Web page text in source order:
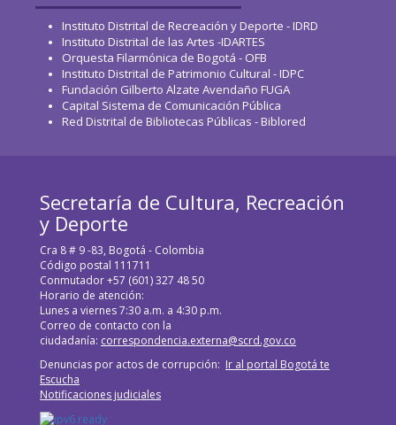
Instituto Distrital de Recreación y Deporte - IDRD
Instituto Distrital de las Artes -IDARTES
Orquesta Filarmónica de Bogotá - OFB
Instituto Distrital de Patrimonio Cultural - IDPC
Fundación Gilberto Alzate Avendaño FUGA
Capital Sistema de Comunicación Pública
Red Distrital de Bibliotecas Públicas - Biblored
Secretaría de Cultura, Recreación
y Deporte
Cra 8 # 9 -83, Bogotá - Colombia
Código postal 111711
Conmutador +57 (601) 327 48 50
Horario de atención:
Lunes a viernes 7:30 a.m. a 4:30 p.m.
Correo de contacto con la
ciudadanía: correspondencia.externa@scrd.gov.co
Denuncias por actos de corrupción: Ir al portal Bogotá te
Escucha
Notificaciones judiciales